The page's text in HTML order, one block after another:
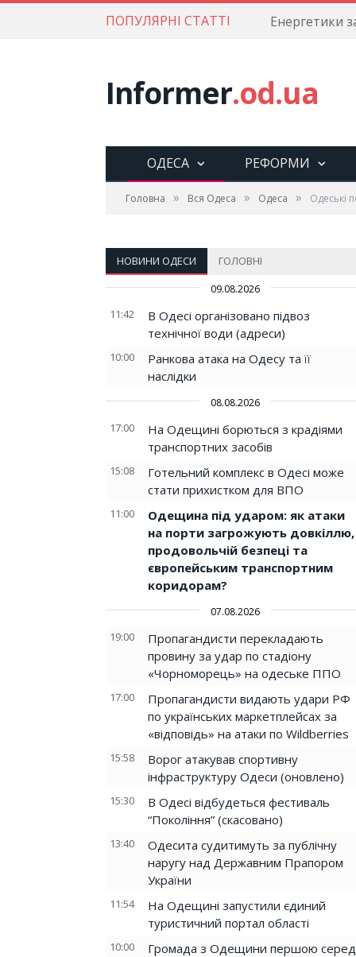
ПОПУЛЯРНІ СТАТТІ
Informer.od.ua
ОДЕСА РЕФОРМИ
Головна » Вся Одеса » Одеса » Одеські
НОВИНИ ОДЕСИ ГОЛОВНІ
09.08.2026
11:42
В Одесі організовано підвоз
технічної води (адреси)
10:00
Ранкова атака на Одесу та її
наслідки
08.08.2026
17:00
На Одещині борються з крадіями
транспортних засобів
15:08
Готельний комплекс в Одесі може
стати прихистком для ВПО
11:00
Одещина під ударом: як атаки
на порти загрожують довкіллю,
продовольчій безпеці та
європейським транспортним
коридорам?
07.08.2026
19:00
Пропагандисти перекладають
провину за удар по стадіону
«Чорноморець» на одеське ППО
17:00
Пропагандисти видають удари РФ
по українських маркетплейсах за
«відповідь» на атаки по Wildberries
15:58
Ворог атакував спортивну
інфраструктуру Одеси (оновлено)
15:30
В Одесі відбудеться фестиваль
“Покоління” (скасовано)
13:40
Одесита судитимуть за публічну
наругу над Державним Прапором
України
11:54
На Одещині запустили єдиний
туристичний портал області
10:00
Громада з Одещини першою серед